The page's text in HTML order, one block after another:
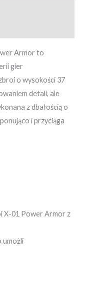
Armor to
gier
o wysokości 37
detali, ale
z dbałością o
i przyciąga
X-01 Power Armor z
umożli